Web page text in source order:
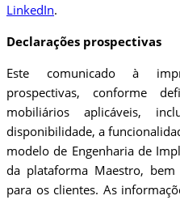
LinkedIn.
Declarações prospectivas
Este comunicado à
prospectivas, conforme
mobiliários aplicáveis,
disponibilidade, a
modelo de Engenharia de
da plataforma Maestro,
para os clientes. As